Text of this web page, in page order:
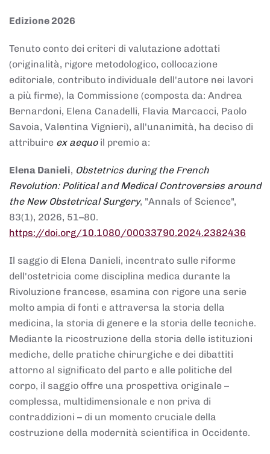
Edizione 2026
Tenuto conto dei criteri di valutazione adottati
(originalità, rigore metodologico, collocazione
editoriale, contributo individuale dell'autore nei lavori
a più firme), la Commissione (composta da: Andrea
Bernardoni, Elena Canadelli, Flavia Marcacci, Paolo
Savoia, Valentina Vignieri), all'unanimità, ha deciso di
attribuire ex aequoil premio a:
Elena Danieli, Obstetrics during the French
Revolution: Political and Medical Controversies around
the New Obstetrical Surgery, "Annals of Science",
83(1), 2026, 51–80.
https://doi.org/10.1080/00033790.2024.2382436
Il saggio di Elena Danieli, incentrato sulle riforme
dell'ostetricia come disciplina medica durante la
Rivoluzione francese, esamina con rigore una serie
molto ampia di fonti e attraversa la storia della
medicina, la storia di genere e la storia delle tecniche.
Mediante la ricostruzione della storia delle istituzioni
mediche, delle pratiche chirurgiche e dei dibattiti
attorno al significato del parto e alle politiche del
corpo, il saggio offre una prospettiva originale –
complessa, multidimensionale e non priva di
contraddizioni – di un momento cruciale della
costruzione della modernità scientifica in Occidente.